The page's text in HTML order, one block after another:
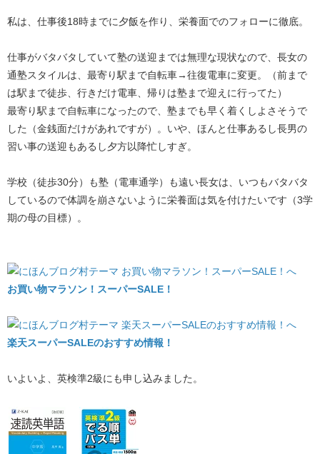
私は、仕事後18時までに夕飯を作り、栄養面でのフォローに徹底。
仕事がバタバタしていて塾の送迎までは無理な現状なので、長女の
通塾スタイルは、最寄り駅まで自転車→往復電車に変更。（前まで
は駅まで徒歩、行きだけ電車、帰りは塾まで迎えに行ってた）
最寄り駅まで自転車になったので、塾までも早く着くしよさそうで
した（金銭面だけがあれですが）。いや、ほんと仕事あるし長男の
習い事の送迎もあるし夕方以降忙しすぎ。
学校（徒歩30分）も塾（電車通学）も遠い長女は、いつもバタバタ
しているので体調を崩さないように栄養面は気を付けたいです（3学
期の母の目標）。
お買い物マラソン！スーパーSALE！
楽天スーパーSALEのおすすめ情報！
いよいよ、英検準2級にも申し込みました。